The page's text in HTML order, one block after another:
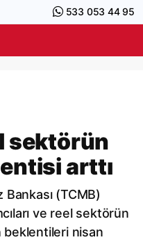
533 053 44 95
sektörün
arttı
(TCMB)
ve reel sektörün
beklentileri nisan